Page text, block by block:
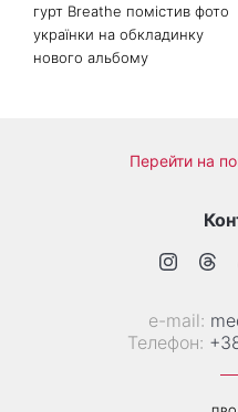
гурт Breathe помістив фото
українки на обкладинку
нового альбому
Перейти на
е-mail:
Телефон: